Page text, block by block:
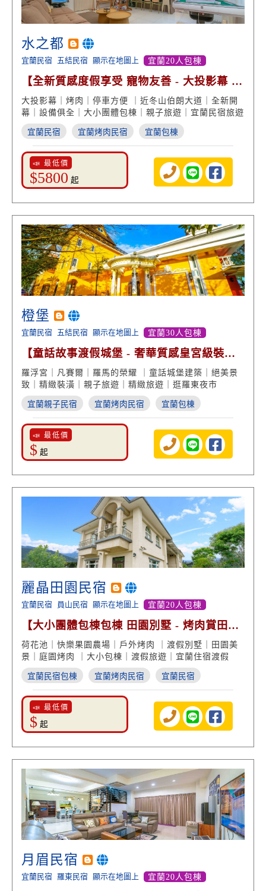
水之都
宜蘭民宿 五結民宿 顯示在地圖上 宜蘭20人包棟
【全新質感度假享受 寵物友善 - 大投影幕 烤
肉戲水 設備俱全】
大投影幕｜烤肉｜停車方便 ｜近冬山伯朗大道｜全新開
幕｜設備俱全｜大小團體包棟｜親子旅遊｜宜蘭民宿旅遊
宜蘭民宿 宜蘭烤肉民宿 宜蘭包棟
📣 最低價
$5800 起
橙堡
宜蘭民宿 五結民宿 顯示在地圖上 宜蘭30人包棟
【童話故事渡假城堡 - 奢華質感皇宮級裝
潢】
羅浮宮｜凡賽爾｜羅馬的榮耀 ｜童話城堡建築｜絕美景
致｜精緻裝潢｜親子旅遊｜精緻旅遊｜逛羅東夜市
宜蘭親子民宿 宜蘭烤肉民宿 宜蘭包棟
📣 最低價
$ 起
麗晶田園民宿
宜蘭民宿 員山民宿 顯示在地圖上 宜蘭20人包棟
【大小團體包棟包棟 田園別墅 - 烤肉賞田園
荷花池】
荷花池｜快樂果園農場｜戶外烤肉 ｜渡假別墅｜田園美
景｜庭園烤肉 ｜大小包棟｜渡假旅遊｜宜蘭住宿渡假
宜蘭民宿包棟 宜蘭烤肉民宿 宜蘭民宿
📣 最低價
$ 起
月眉民宿
宜蘭民宿 羅東民宿 顯示在地圖上 宜蘭20人包棟